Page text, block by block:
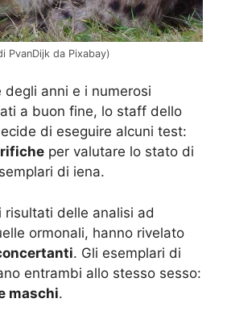
PvanDijk da Pixabay)
degli anni e i numerosi
a buon fine, lo staff dello
di eseguire alcuni test:
per valutare lo stato di
di iena.
risultati delle analisi ad
ormonali, hanno rivelato
. Gli esemplari di
entrambi allo stesso sesso:
maschi.